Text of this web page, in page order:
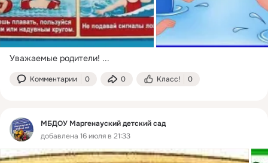
Уважаемые родители! ...
Комментарии 0 0 Класс! 0
МБДОУ Маргенауский детский сад
добавлена 16 июля в 21:33